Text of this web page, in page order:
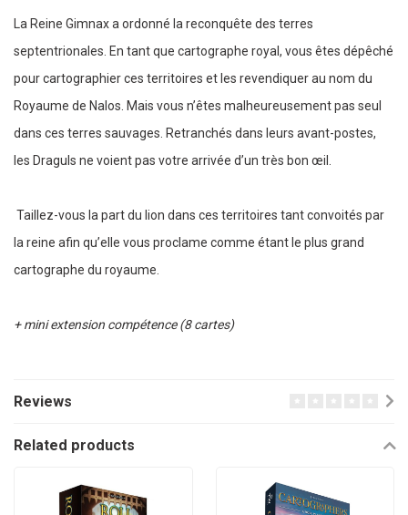
La Reine Gimnax a ordonné la reconquête des terres
septentrionales. En tant que cartographe royal, vous êtes dépêché
pour cartographier ces territoires et les revendiquer au nom du
Royaume de Nalos. Mais vous n’êtes malheureusement pas seul
dans ces terres sauvages. Retranchés dans leurs avant-postes,
les Draguls ne voient pas votre arrivée d’un très bon œil.
Taillez-vous la part du lion dans ces territoires tant convoités par
la reine afin qu’elle vous proclame comme étant le plus grand
cartographe du royaume.
+ mini extension compétence (8 cartes)
Reviews
Related products